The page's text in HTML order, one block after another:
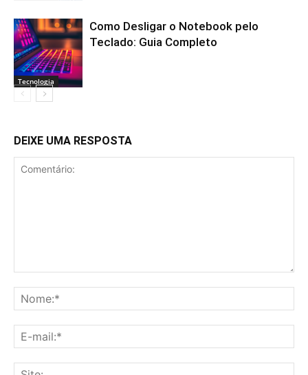
Tecnologia
Como Desligar o Notebook pelo
Teclado: Guia Completo
DEIXE UMA RESPOSTA